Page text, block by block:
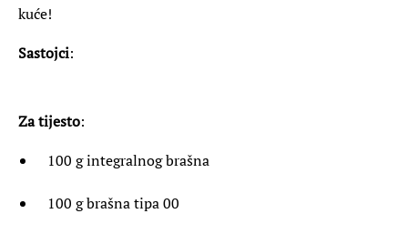
kuće!
Sastojci:
Za tijesto:
100 g integralnog brašna
100 g brašna tipa 00